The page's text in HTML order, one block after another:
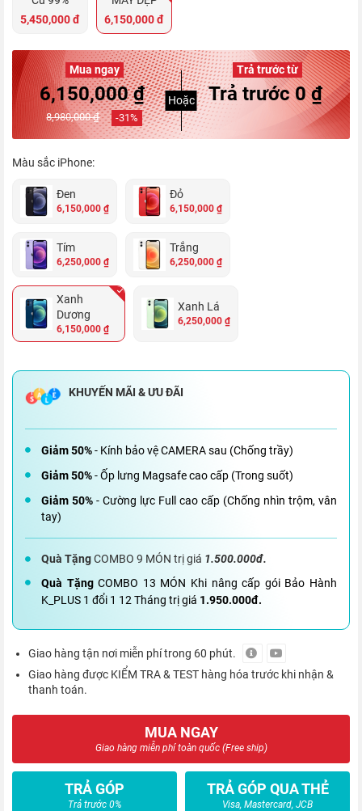
5,450,000 đ
6,150,000 đ
Mua ngay
6,150,000 ₫
8,980,000 ₫ -31%
Hoặc
Trả trước từ
Trả trước 0 ₫
Màu sắc iPhone:
Đen
6,150,000 ₫
Đỏ
6,150,000 ₫
Tím
6,250,000 ₫
Trắng
6,250,000 ₫
Xanh
Dương
6,150,000 ₫
Xanh Lá
6,250,000 ₫
Giảm 50%- Kính bảo vệ CAMERA sau (Chống trầy)
Giảm 50%- Ốp lưng Magsafe cao cấp (Trong suốt)
Giảm 50% - Cường lực Full cao cấp (Chống nhìn trộm, vân
tay)
Quà TặngCOMBO 9 MÓN trị giá 1.500.000đ.
Quà TặngCOMBO 13 MÓN Khi nâng cấp gói Bảo Hành
K_PLUS 1 đổi 1 12 Tháng trị giá 1.950.000đ.
Giao hàng tận nơi miễn phí trong 60 phút.
Giao hàng được KIỂM TRA & TEST hàng hóa trước khi nhận &
thanh toán.
MUA NGAY
Giao hàng miễn phí toàn quốc (Free ship)
TRẢ GÓP
Trả trước 0%
TRẢ GÓP QUA THẺ
Visa, Mastercard, JCB